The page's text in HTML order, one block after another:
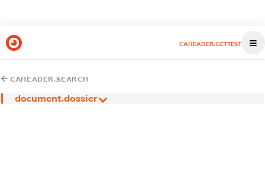
CAHEADER.GETTEST
CAHEADER.SEARCH
document.dossier